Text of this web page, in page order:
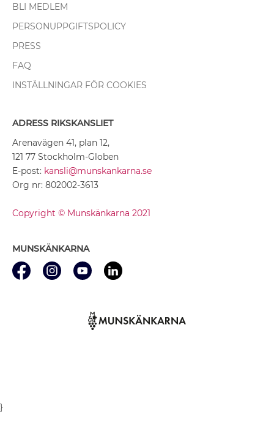
BLI MEDLEM
PERSONUPPGIFTSPOLICY
PRESS
FAQ
INSTÄLLNINGAR FÖR COOKIES
ADRESS RIKSKANSLIET
Arenavägen 41, plan 12,
121 77 Stockholm-Globen
E-post: kansli@munskankarna.se
Org nr: 802002-3613
Copyright © Munskänkarna 2021
MUNSKÄNKARNA
}